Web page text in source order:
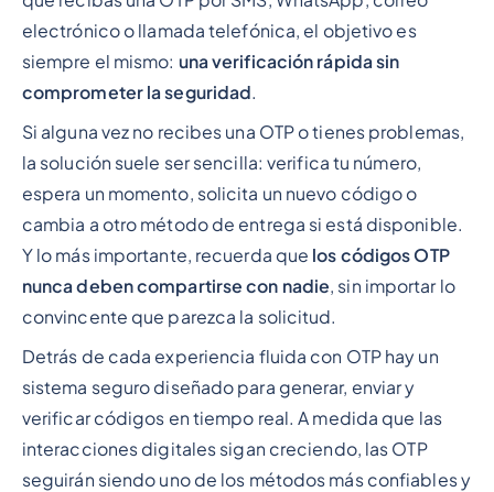
electrónico o llamada telefónica, el objetivo es
siempre el mismo: una verificación rápida sin
comprometer la seguridad.
Si alguna vez no recibes una OTP o tienes problemas,
la solución suele ser sencilla: verifica tu número,
espera un momento, solicita un nuevo código o
cambia a otro método de entrega si está disponible.
Y lo más importante, recuerda que los códigos OTP
nunca deben compartirse con nadie, sin importar lo
convincente que parezca la solicitud.
Detrás de cada experiencia fluida con OTP hay un
sistema seguro diseñado para generar, enviar y
verificar códigos en tiempo real. A medida que las
interacciones digitales sigan creciendo, las OTP
seguirán siendo uno de los métodos más confiables y